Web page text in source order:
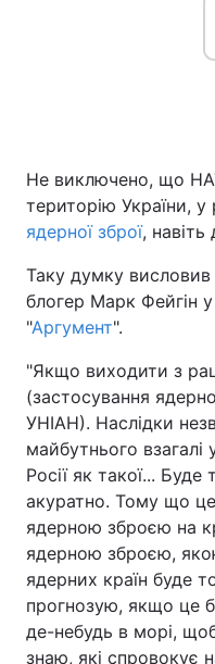
Не виключено, що
територію України, у
ядерної зброї, навіть
Таку думку висловив
блогер Марк Фейгін
"Аргумент".
"Якщо виходити з
(застосування
УНІАН). Наслідки
майбутнього
Росії як такої...
акуратно. Тому що
ядерною зброєю на
ядерною зброєю,
ядерних країн буде
прогнозую, якщо це
де-небудь в морі,
знаю, які спровокує